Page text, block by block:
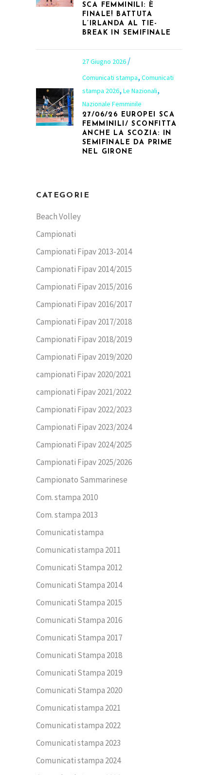
SCA FEMMINILI: È
FINALE! BATTUTA
L’IRLANDA AL TIE-
BREAK IN SEMIFINALE
27 Giugno 2026
Comunicati stampa, Comunicati
stampa 2026, Le Nazionali,
Nazionale Femminile
27/06/26 EUROPEI SCA
FEMMINILI/ SCONFITTA
ANCHE LA SCOZIA: IN
SEMIFINALE DA PRIME
NEL GIRONE
CATEGORIE
Beach Volley
Campionati
Campionati Fipav 2013-2014
Campionati Fipav 2014/2015
Campionati Fipav 2015/2016
Campionati Fipav 2016/2017
Campionati Fipav 2017/2018
Campionati Fipav 2018/2019
Campionati Fipav 2019/2020
campionati Fipav 2020/2021
campionati Fipav 2021/2022
Campionati Fipav 2022/2023
Campionati Fipav 2023/2024
Campionati Fipav 2024/2025
Campionati Fipav 2025/2026
Campionato Sammarinese
Com. stampa 2010
Com. stampa 2013
Comunicati stampa
Comunicati stampa 2011
Comunicati Stampa 2012
Comunicati Stampa 2014
Comunicati Stampa 2015
Comunicati Stampa 2016
Comunicati Stampa 2017
Comunicati Stampa 2018
Comunicati Stampa 2019
Comunicati Stampa 2020
Comunicati stampa 2021
Comunicati stampa 2022
Comunicati stampa 2023
Comunicati stampa 2024